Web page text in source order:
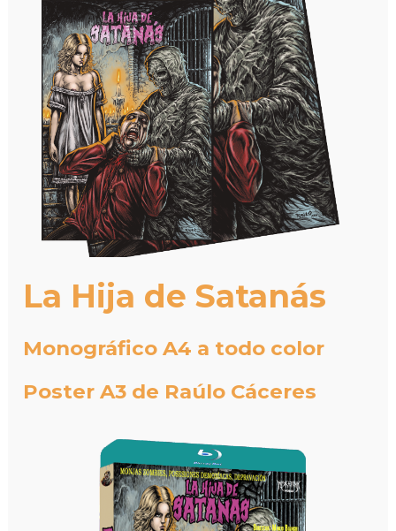
La Hija de Satanás
Monográfico A4 a todo color
Poster A3 de Raúlo Cáceres